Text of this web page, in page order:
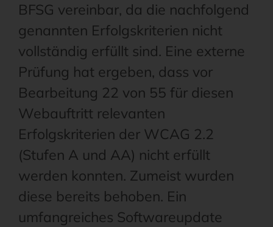
BFSG vereinbar, da die nachfolgend
genannten Erfolgskriterien nicht
vollständig erfüllt sind. Eine externe
Prüfung hat ergeben, dass vor
Bearbeitung 22 von 55 für diesen
Webauftritt relevanten
Erfolgskriterien der WCAG 2.2
(Stufen A und AA) nicht erfüllt
werden konnten. Zumeist wurden
diese bereits behoben. Ein
umfangreiches Softwareupdate